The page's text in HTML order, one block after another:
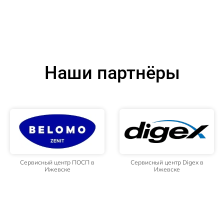
Наши партнёры
Сервисный центр ПОСП в
Ижевске
Сервисный центр Digex в
Ижевске